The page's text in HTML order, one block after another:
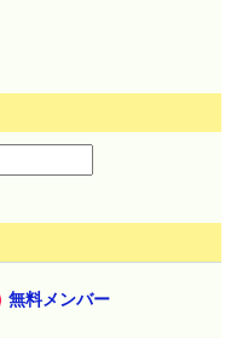
無料メンバー